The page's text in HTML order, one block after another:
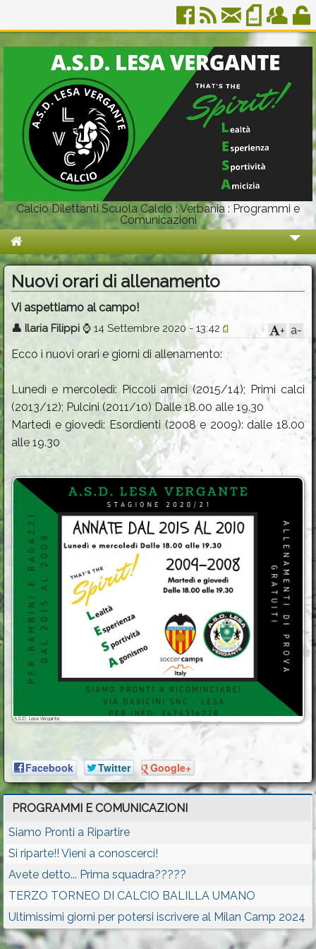
Calcio Dilettanti Scuola Calcio : Verbania : Programmi e
Comunicazioni
Chi Siamo
Organigramma
Info & Iscrizioni
Programmi e Comunicazioni
Contatti
Calendario
Nuovi orari di allenamento
Vi aspettiamo al campo!
👤 Ilaria Filippi ⌚ 14 Settembre 2020 - 13:42 a-
+
Ecco i nuovi orari e giorni di allenamento:
Lunedì e mercoledì: Piccoli amici (2015/14); Primi calci
(2013/12); Pulcini (2011/10) Dalle 18.00 alle 19.30
Martedì e giovedì: Esordienti (2008 e 2009): dalle 18.00
alle 19.30
Facebook Twitter Google+
PROGRAMMI E COMUNICAZIONI
Siamo Pronti a Ripartire
Si riparte!! Vieni a conoscerci!
Avete detto... Prima squadra?????
TERZO TORNEO DI CALCIO BALILLA UMANO
Ultimissimi giorni per potersi iscrivere al Milan Camp 2024